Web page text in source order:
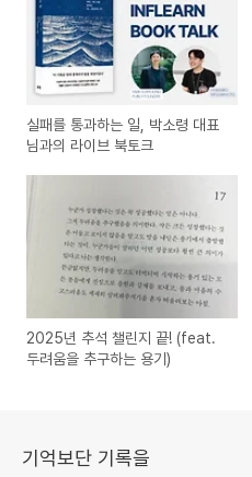
실패를 통과하는 일, 박소령 대표
님과의 라이브 북토크
2025년 추석 챌린지 끝! (feat.
두려움을 추구하는 용기)
기억보단 기록을